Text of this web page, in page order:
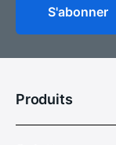
Produits